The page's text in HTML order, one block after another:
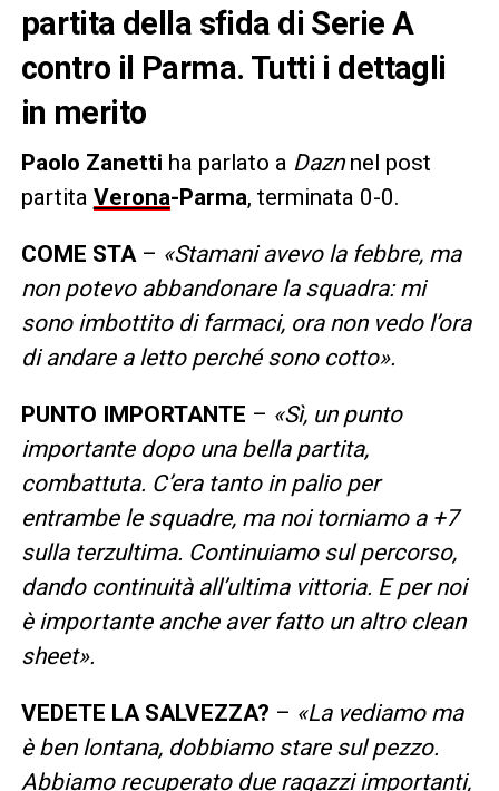
partita della sfida di Serie A
contro il Parma. Tutti i dettagli
in merito
Paolo Zanetti ha parlato a Daznnel post
partita Verona-Parma, terminata 0-0.
COME STA– «Stamani avevo la febbre, ma
non potevo abbandonare la squadra: mi
sono imbottito di farmaci, ora non vedo l’ora
di andare a letto perché sono cotto».
PUNTO IMPORTANTE – «Sì, un punto
importante dopo una bella partita,
combattuta. C’era tanto in palio per
entrambe le squadre, ma noi torniamo a +7
sulla terzultima. Continuiamo sul percorso,
dando continuità all’ultima vittoria. E per noi
è importante anche aver fatto un altro clean
sheet».
VEDETE LA SALVEZZA? – «La vediamo ma
è ben lontana, dobbiamo stare sul pezzo.
Abbiamo recuperato due ragazzi importanti,